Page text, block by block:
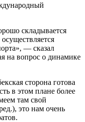
складывается
— сказал
на вопрос о динамике
сторона готова
в этом плане более
там свой
это нам очень